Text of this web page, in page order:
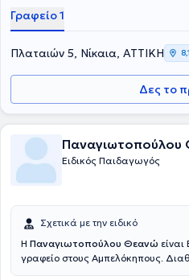
Ημερίδων και Συνεδρίων. Παρέχει
αξιολόγηση, συμβουλευτική
Εργοθεραπευτή.
Γραφείο 1
Πλαταιών 5, Νίκαια, ΑΤΤΙΚΗ
Δες το
Παναγιωτοπούλου
Ειδικός Παιδαγωγός
Σχετικά με την ειδικό
Η Παναγιωτοπούλου Θεανώ
γραφείο στους Αμπελόκηπους.